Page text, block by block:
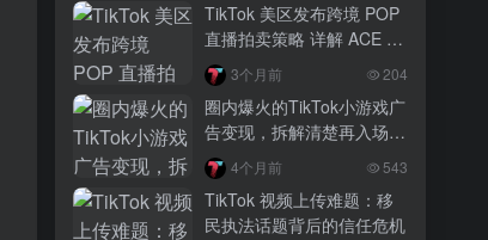
者接受 AI 代下单
3 月前
TikTok Shop 爱尔兰全面开放入驻 本土
品牌可零门槛开店
3 月前
音乐节降噪耳塞风靡欧美 DTC 品牌单日
营收突破 200 万元
TikTok 美区发布跨境 POP
直播拍卖策略 详解 ACE 选
品与三大拍卖机制
3个月前 204
圈内爆火的TikTok小游戏广
告变现，拆解清楚再入场，
别盲目跟风
4个月前 543
TikTok 视频上传难题：移
民执法话题背后的信任危机